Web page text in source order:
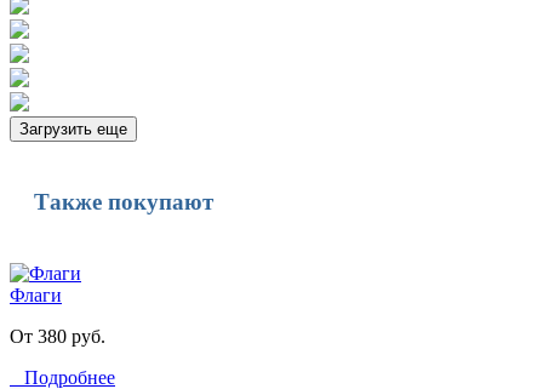
Загрузить еще
Также покупают
Флаги
От 380 руб.
Подробнее